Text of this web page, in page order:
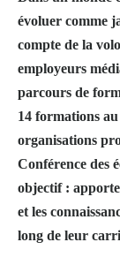
évoluer comme
compte de la
employeurs
parcours de
14 formations
organisations
Conférence des
objectif :
et les
long de leur